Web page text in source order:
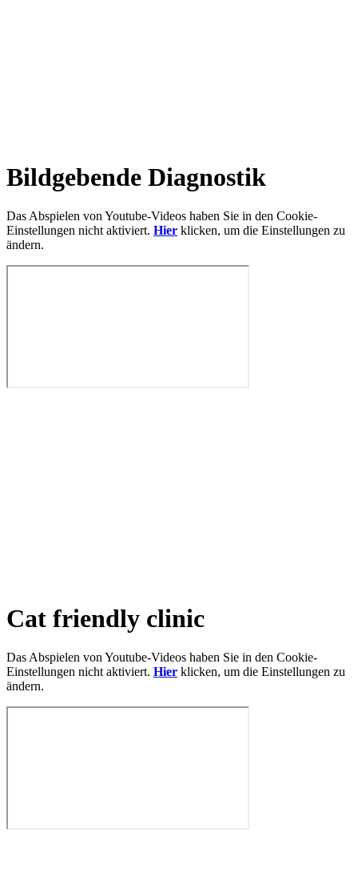
Bildgebende Diagnostik
Das Abspielen von Youtube-Videos haben Sie in den Cookie-
Einstellungen nicht aktiviert. Hier klicken, um die Einstellungen zu
ändern.
Cat friendly clinic
Das Abspielen von Youtube-Videos haben Sie in den Cookie-
Einstellungen nicht aktiviert. Hier klicken, um die Einstellungen zu
ändern.